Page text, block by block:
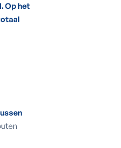
Op het